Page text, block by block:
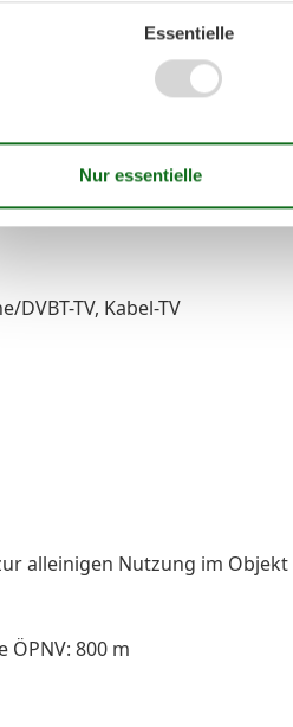
keine
DVBT-TV, Kabel-TV
alleinigen Nutzung im Objekt
ÖPNV: 800 m
Essentielle